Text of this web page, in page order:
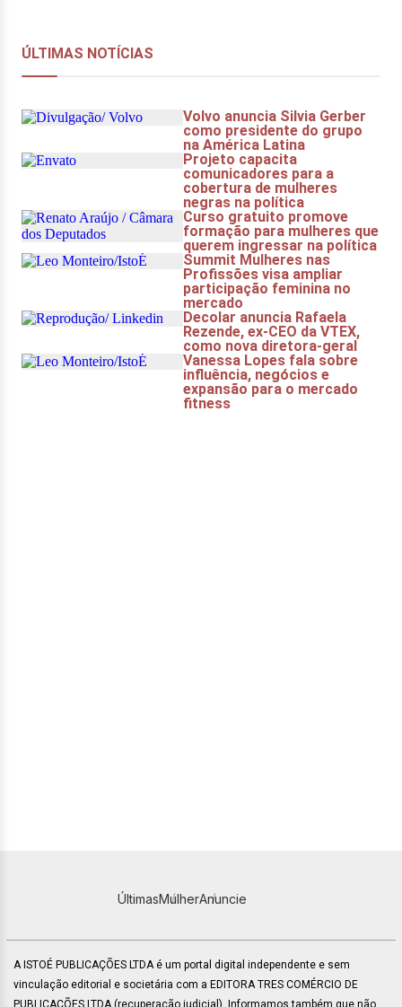
ÚltimasMulherAnuncie
A ISTOÉ PUBLICAÇÕES LTDA é um portal digital independente e sem
vinculação editorial e societária com a EDITORA TRES COMÉRCIO DE